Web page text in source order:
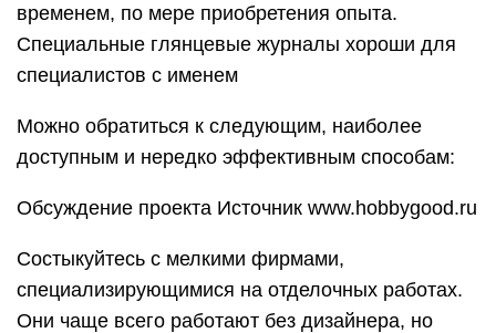
временем, по мере приобретения опыта.
Специальные глянцевые журналы хороши для
специалистов с именем
Можно обратиться к следующим, наиболее
доступным и нередко эффективным способам:
Обсуждение проекта Источник www.hobbygood.ru
Состыкуйтесь с мелкими фирмами,
специализирующимися на отделочных работах.
Они чаще всего работают без дизайнера, но